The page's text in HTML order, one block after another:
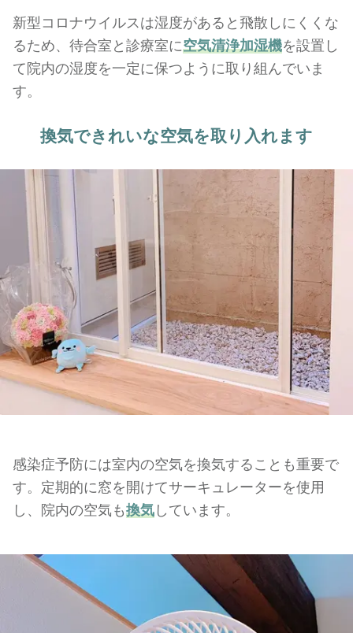
新型コロナウイルスは湿度があると飛散しにくくな
るため、待合室と診療室に空気清浄加湿機を設置し
て院内の湿度を一定に保つように取り組んでいま
す。
換気できれいな空気を取り入れます
感染症予防には室内の空気を換気することも重要で
す。定期的に窓を開けてサーキュレーターを使用
し、院内の空気も換気 しています。